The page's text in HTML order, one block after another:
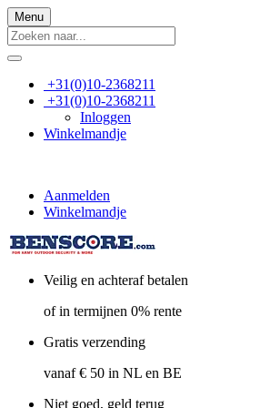
Menu
+31(0)10-2368211
+31(0)10-2368211
Inloggen
Winkelmandje
Aanmelden
Winkelmandje
Veilig en achteraf betalen
of in termijnen 0% rente
Gratis verzending
vanaf € 50 in NL en BE
Niet goed, geld terug